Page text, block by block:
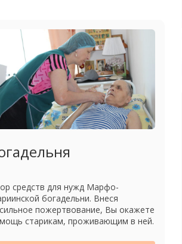
средств для нужд Марфо-
богадельни. Внеся
пожертвование, Вы окажете
старикам, проживающим в ней.